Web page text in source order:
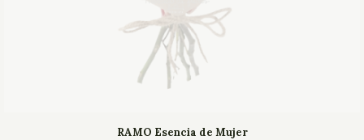
RAMO Esencia de Mujer